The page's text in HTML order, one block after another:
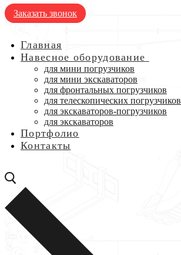
Заказать звонок
Главная
Навесное оборудование
для мини погрузчиков
для мини экскаваторов
для фронтальных погрузчиков
для телескопических погрузчиков
для экскаваторов-погрузчиков
для экскаваторов
Портфолио
Контакты